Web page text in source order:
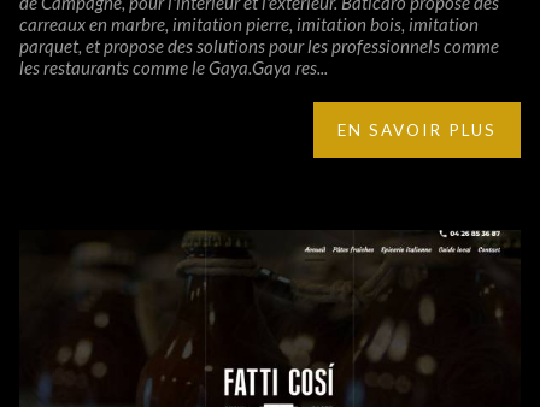
carreaux en marbre, imitation pierre, imitation bois, imitation
parquet, et propose des solutions pour les professionnels comme
les restaurants comme le Gaya.Gaya res...
EN SAVOIR PLUS